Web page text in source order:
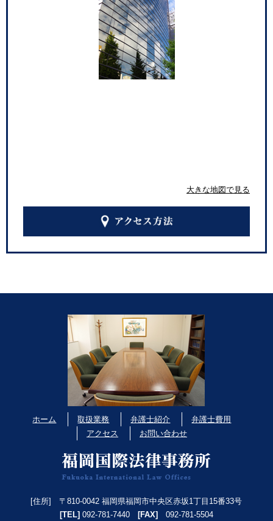
ＧＷ期間中の休業のご案内
日本弁護士連合会発展型研修に講師として登壇（2018年
2018年9月7日
九州大学法科大学院『六本松法学継続教育オフィス』開設
記念セミナーのご案内 （2018年9月13日）
2018年9月7日
住野武史弁護士 移籍のお知らせ
（人事・労務）
2018年8月10日
夏季休業のご案内
大きな地図で見る
ホーム 取扱業務 弁護士紹介
弁護士費用
アクセス
お問い合わせ
[住所] 〒810-0042 福岡県福岡市中央区赤坂1丁目15番33号
[TEL] 092-781-7440 [FAX] 092-781-5504